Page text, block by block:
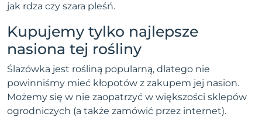
jak rdza czy szara pleśń.
Kupujemy tylko najlepsze
nasiona tej rośliny
Ślazówka jest rośliną popularną, dlatego nie
powinniśmy mieć kłopotów z zakupem jej nasion.
Możemy się w nie zaopatrzyć w większości sklepów
ogrodniczych (a także zamówić przez internet).